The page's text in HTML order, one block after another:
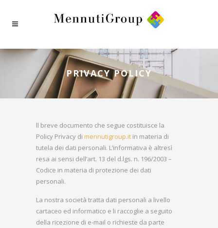
PRIVACY POLICY
ll breve documento che segue costituisce la
Policy Privacy di mennutigroup.it in materia di
tutela dei dati personali. L’informativa è altresì
resa ai sensi dell’art. 13 del d.lgs. n. 196/2003 –
Codice in materia di protezione dei dati
personali.
La nostra società tratta dati personali a livello
cartaceo ed informatico e li raccoglie a seguito
della ricezione di e-mail o richieste da parte